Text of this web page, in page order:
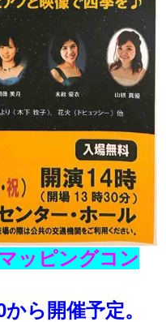
ッピングコン
ら開催予定。